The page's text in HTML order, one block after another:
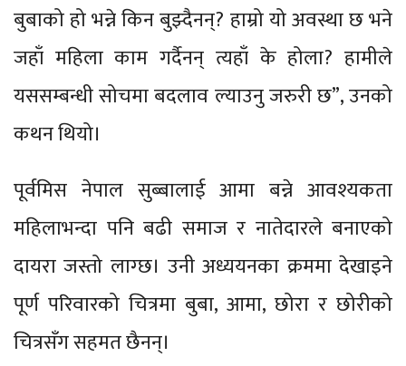
बुबाको हो भन्ने किन बुझ्दैनन्? हाम्रो यो अवस्था छ भने
जहाँ महिला काम गर्दैनन् त्यहाँ के होला? हामीले
यससम्बन्धी सोचमा बदलाव ल्याउनु जरुरी छ”, उनको
कथन थियो।
पूर्वमिस नेपाल सुब्बालाई आमा बन्ने आवश्यकता
महिलाभन्दा पनि बढी समाज र नातेदारले बनाएको
दायरा जस्तो लाग्छ। उनी अध्ययनका क्रममा देखाइने
पूर्ण परिवारको चित्रमा बुबा, आमा, छोरा र छोरीको
चित्रसँग सहमत छैनन्।